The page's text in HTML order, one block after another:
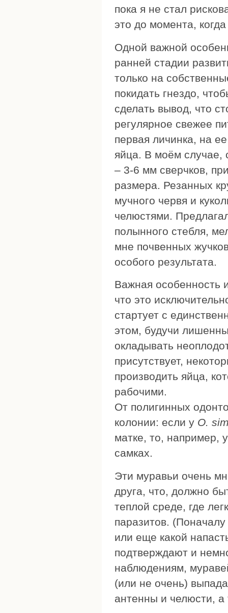
пока я не стал
это до момента,
Одной важной
ранней стадии
только на
покидать гнездо,
сделать вывод, что
регулярное свежее
первая личинка, на
яйца. В моём случае,
– 3-6 мм сверчков,
размера. Резанных
мучного червя и
челюстями.
полынного стебля,
мне почвенных
особого результата.
Важная особенность
что это
стартует с
этом, будучи
окладывать
присутствует,
производить яйца,
рабочими.
От полигинных
колонии: если у O.
матке, то, например,
самках.
Эти муравьи очень
друга, что, должно
теплой среде, где
паразитов.
или еще какой
подтверждают и
наблюдениям,
(или не очень)
антенны и челюсти,